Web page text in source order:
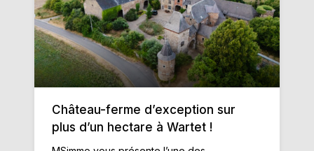
Château-ferme d’exception sur
plus d’un hectare à Wartet !